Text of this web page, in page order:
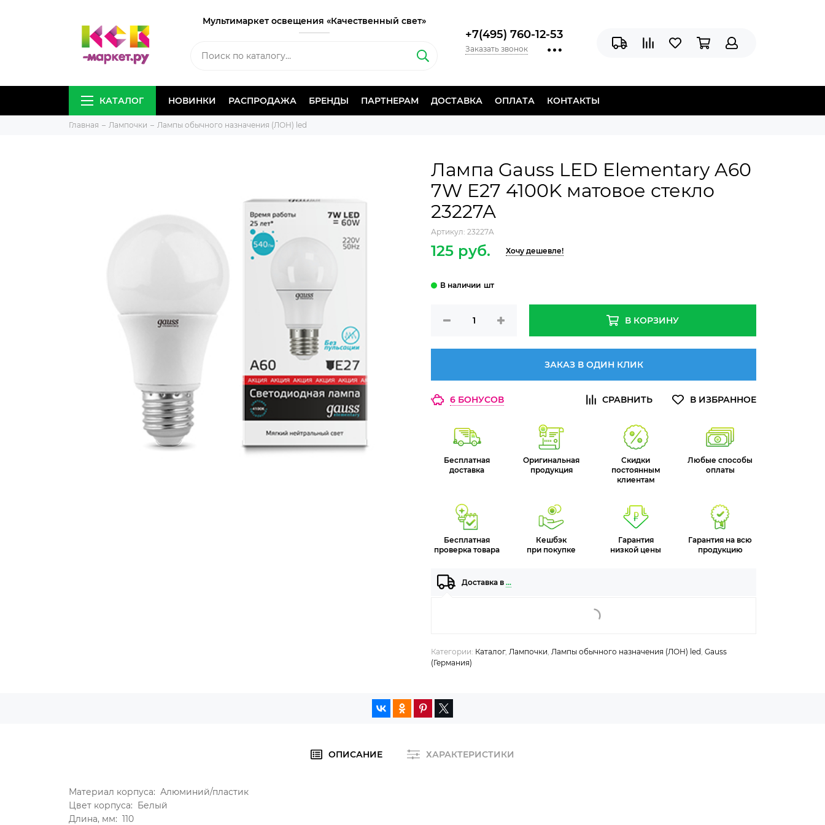
Мультимаркет освещения «Качественный свет»
+7(495) 760-12-53
Заказать звонок
КАТАЛОГ НОВИНКИ РАСПРОДАЖА БРЕНДЫ ПАРТНЕРАМ ДОСТАВКА ОПЛАТА КОНТАКТЫ
Главная Лампочки Лампы обычного назначения (ЛОН) led
Лампа Gauss LED Elementary A60
7W E27 4100K матовое стекло
23227А
Артикул: 23227A
125 руб. Хочу дешевле!
шт
В КОРЗИНУ
ЗАКАЗ В ОДИН КЛИК
6 БОНУСОВ
Бесплатная
доставка
Оригинальная
продукция
Скидки
постоянным
клиентам
Любые способы
оплаты
Бесплатная
проверка товара
Кешбэк
при покупке
Гарантия
низкой цены
Гарантия на всю
продукцию
Доставка в …
Категории: Каталог, Лампочки, Лампы обычного назначения (ЛОН) led, Gauss
(Германия)
ОПИСАНИЕ ХАРАКТЕРИСТИКИ
Материал корпуса: Алюминий/пластик
Цвет корпуса: Белый
Длина, мм: 110